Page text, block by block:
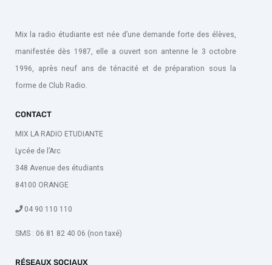
Mix la radio étudiante est née d’une demande forte des élèves,
manifestée dès 1987, elle a ouvert son antenne le 3 octobre
1996, après neuf ans de ténacité et de préparation sous la
forme de Club Radio.
CONTACT
MIX LA RADIO ETUDIANTE
Lycée de l’Arc
348 Avenue des étudiants
84100 ORANGE
04 90 110 110
SMS : 06 81 82 40 06 (non taxé)
RÉSEAUX SOCIAUX